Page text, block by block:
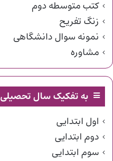
کتب متوسطه دوم
زنگ تفریح
نمونه سوال دانشگاهی
مشاوره
به تفکیک سال تحصیلی
اول ابتدایی
دوم ابتدایی
سوم ابتدایی